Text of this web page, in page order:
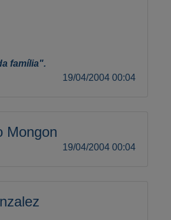
família".
19/04/2004 00:04
Mongon
19/04/2004 00:04